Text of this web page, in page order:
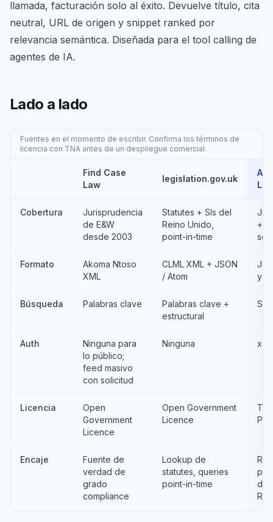
llamada, facturación solo al éxito. Devuelve título, cita
neutral, URL de origen y snippet ranked por
relevancia semántica. Diseñada para el tool calling de
agentes de IA.
Lado a lado
Fuentes en el momento de escribir. Confirma los términos de
licencia con TNA antes de un despliegue comercial.
Find Case
Law
legislation.gov.uk
Cobertura
Jurisprudencia
de E&W
desde 2003
Statutes + SIs del
Reino Unido,
point-in-time
+
Formato
Akoma Ntoso
XML
CLML XML + JSON
/ Atom
ya
Búsqueda Palabras clave
Palabras clave +
estructural
Auth
Ninguna para
lo público;
feed masivo
con solicitud
Ninguna x-
Licencia
Open
Government
Licence
Open Government
Licence
Encaje
Fuente de
verdad de
grado
compliance
Lookup de
statutes, queries
point-in-time
de